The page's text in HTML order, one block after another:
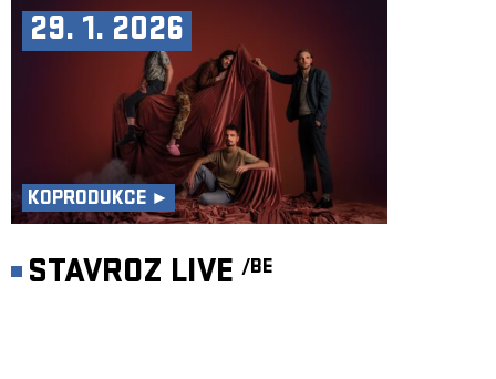
29. 1. 2026
KOPRODUKCE ►
STAVROZ LIVE /BE